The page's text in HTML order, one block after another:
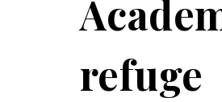
refuge